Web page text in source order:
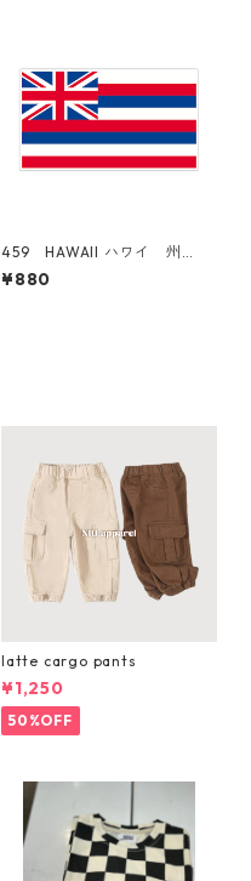
459 HAWAII ハワイ 州
旗 "California Market Cent
er" アメリカンステッカー
¥880
latte cargo pants
¥1,250
50%OFF